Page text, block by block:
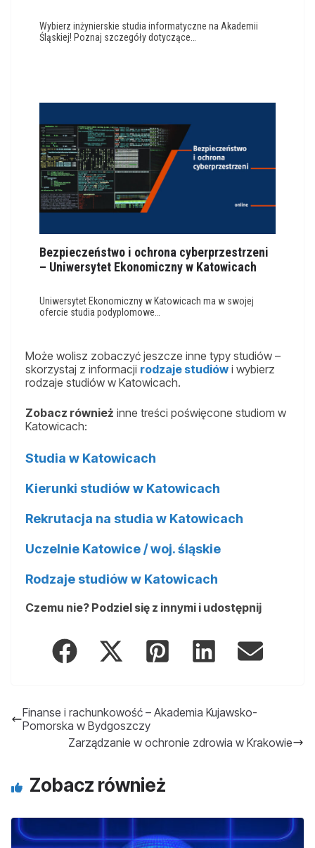
Wybierz inżynierskie studia informatyczne na Akademii
Śląskiej! Poznaj szczegóły dotyczące…
Bezpieczeństwo i ochrona cyberprzestrzeni
– Uniwersytet Ekonomiczny w Katowicach
Uniwersytet Ekonomiczny w Katowicach ma w swojej
ofercie studia podyplomowe…
Może wolisz zobaczyć jeszcze inne typy studiów –
skorzystaj z informacji rodzaje studiów i wybierz
rodzaje studiów w Katowicach.
Zobacz również inne treści poświęcone studiom w
Katowicach:
Studia w Katowicach
Kierunki studiów w Katowicach
Rekrutacja na studia w Katowicach
Uczelnie Katowice / woj. śląskie
Rodzaje studiów w Katowicach
Czemu nie? Podziel się z innymi i udostępnij
Finanse i rachunkowość – Akademia Kujawsko-
Pomorska w Bydgoszczy
Zarządzanie w ochronie zdrowia w Krakowie
Zobacz również